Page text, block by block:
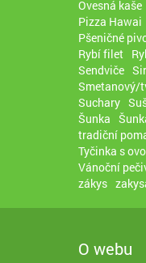
Ovesná kaše
Pizza Hawai
Pšeničné
Rybí filet
Sendviče
Smetanový/
Suchary
Šunka
tradiční
Tyčinka s
Vánoční
zákys
O webu